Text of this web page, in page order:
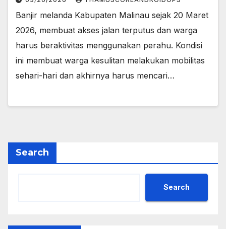
Banjir melanda Kabupaten Malinau sejak 20 Maret
2026, membuat akses jalan terputus dan warga
harus beraktivitas menggunakan perahu. Kondisi
ini membuat warga kesulitan melakukan mobilitas
sehari-hari dan akhirnya harus mencari…
Search
Search